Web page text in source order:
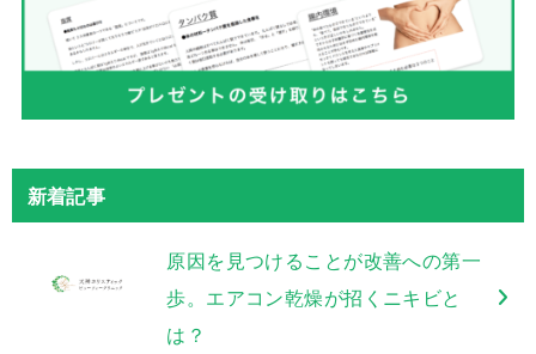
新着記事
原因を見つけることが改善への第一
歩。エアコン乾燥が招くニキビと
は？